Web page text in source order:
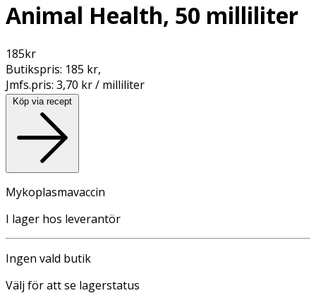
Animal Health, 50 milliliter
185kr
Butikspris: 185 kr,
Jmfs.pris: 3,70 kr / milliliter
Köp via recept
Mykoplasmavaccin
I lager hos leverantör
Ingen vald butik
Välj för att se lagerstatus